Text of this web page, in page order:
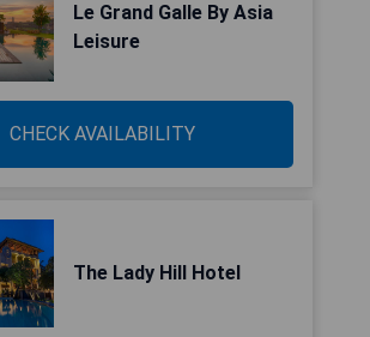
Le Grand Galle By Asia
Leisure
CHECK AVAILABILITY
The Lady Hill Hotel